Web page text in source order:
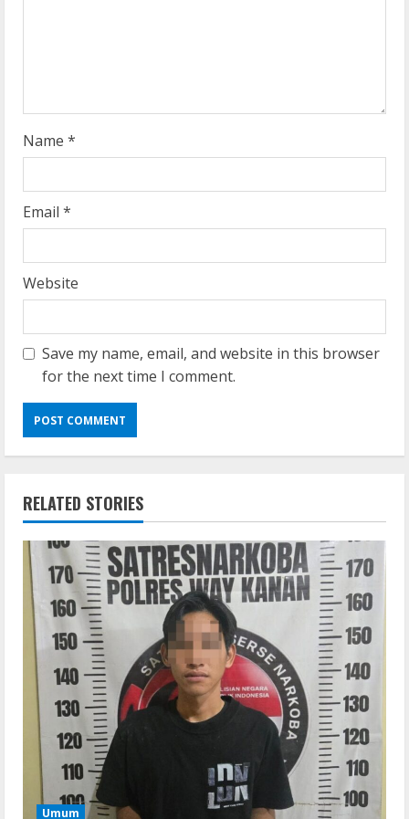
g
Name *
Email *
Website
Save my name, email, and website in this browser
for the next time I comment.
RELATED STORIES
Umum